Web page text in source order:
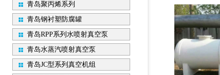
青岛聚丙烯系列
青岛钢衬塑防腐罐
青岛RPP系列水喷射真空泵
青岛水蒸汽喷射真空泵
青岛JC型系列真空机组